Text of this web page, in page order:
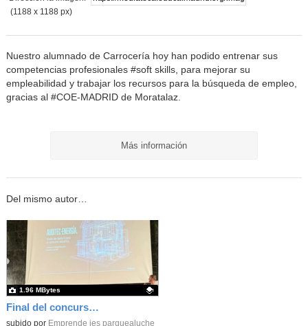
(1188 x 1188 px)
Nuestro alumnado de Carrocería hoy han podido entrenar sus
competencias profesionales #soft skills, para mejorar su
empleabilidad y trabajar los recursos para la búsqueda de empleo,
gracias al #COE-MADRID de Moratalaz.
Más información
Del mismo autor…
Final del concurso de miniempresas de la Fundación Junior Achievement
Contenido educativo.
subido por Emprende ies parquealuche
1.96 MBytes